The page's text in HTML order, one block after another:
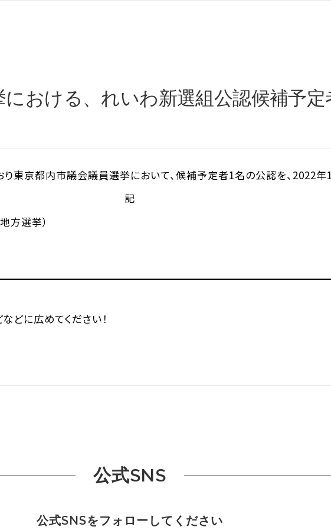
おける、れいわ新選組公認候補予
東京都内市議会議員選挙において、候補予定者1名の公認を、2022年
記
方選挙）
どに広めてください！
公式SNS
公式SNSをフォローしてください